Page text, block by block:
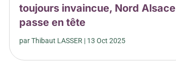
toujours invaincue, Nord Alsace
passe en tête
parThibaut LASSER | 13 Oct 2025